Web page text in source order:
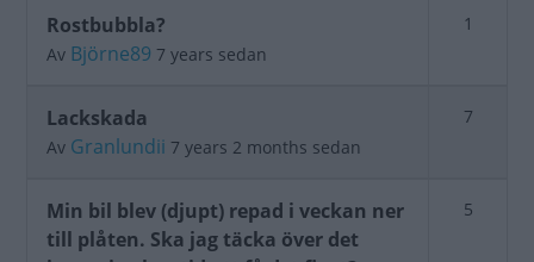
Stängt
ämne
Rostbubbla?
Av Björne89 7 years sedan
1
Stängt
ämne
Lackskada
Av Granlundii 7 years 2 months sedan
7
Stängt
ämne
Min bil blev (djupt) repad i veckan ner
till plåten. Ska jag täcka över det
5